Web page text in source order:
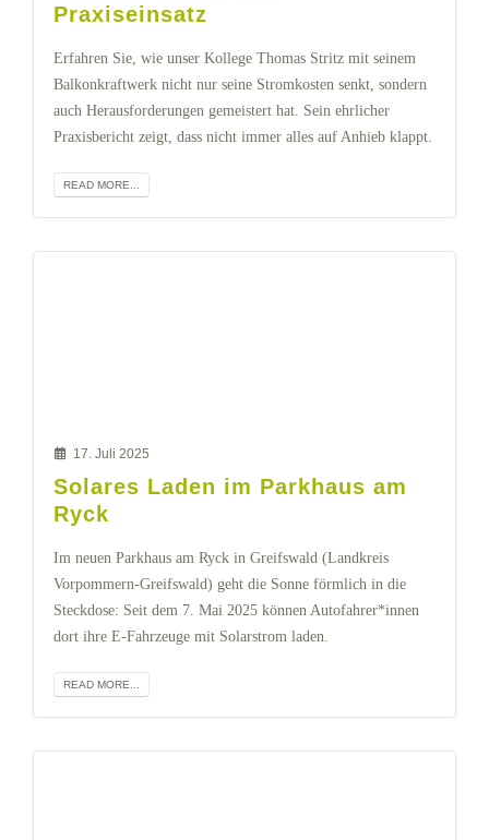
Praxiseinsatz
Erfahren Sie, wie unser Kollege Thomas Stritz mit seinem
Balkonkraftwerk nicht nur seine Stromkosten senkt, sondern
auch Herausforderungen gemeistert hat. Sein ehrlicher
Praxisbericht zeigt, dass nicht immer alles auf Anhieb klappt.
READ MORE...
17. Juli 2025
Solares Laden im Parkhaus am
Ryck
Im neuen Parkhaus am Ryck in Greifswald (Landkreis
Vorpommern-Greifswald) geht die Sonne förmlich in die
Steckdose: Seit dem 7. Mai 2025 können Autofahrer*innen
dort ihre E-Fahrzeuge mit Solarstrom laden.
READ MORE...